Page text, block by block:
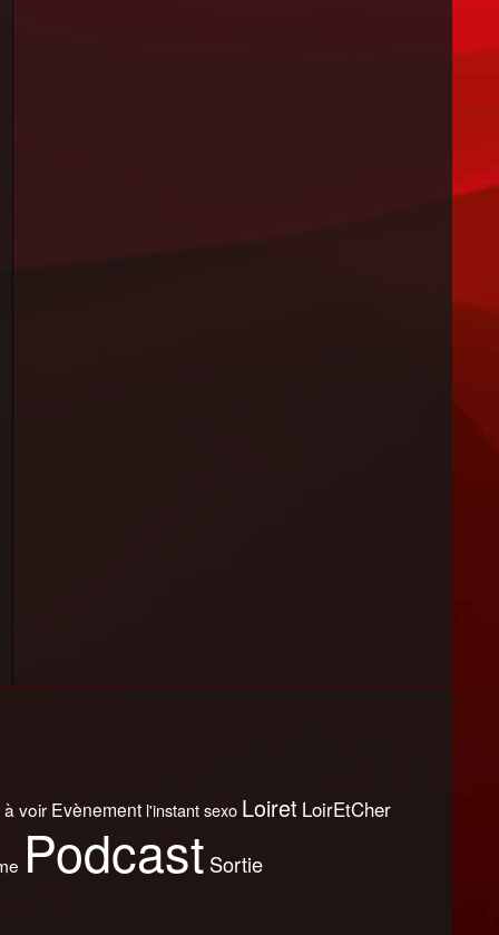
voir Evènement l'instant sexo Loiret LoirEtCher
Podcast Sortie